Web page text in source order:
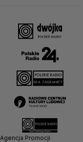
Agencja Promocji